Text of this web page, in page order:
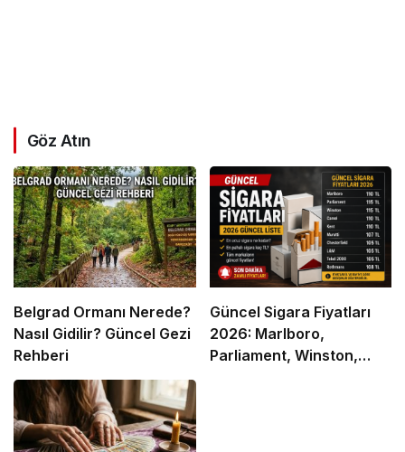
Göz Atın
Belgrad Ormanı Nerede?
Nasıl Gidilir? Güncel Gezi
Rehberi
Güncel Sigara Fiyatları
2026: Marlboro,
Parliament, Winston,